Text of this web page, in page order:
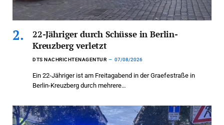
22-Jähriger durch Schüsse in Berlin-
Kreuzberg verletzt
DTS NACHRICHTENAGENTUR 07/08/2026
Ein 22-Jähriger ist am Freitagabend in der Graefestraße in
Berlin-Kreuzberg durch mehrere…